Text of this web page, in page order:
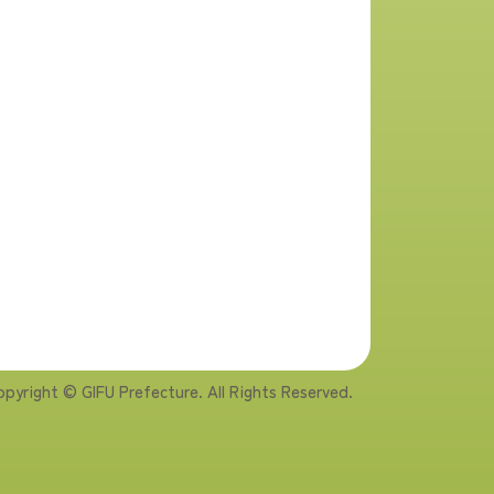
© GIFU Prefecture. All Rights Reserved.